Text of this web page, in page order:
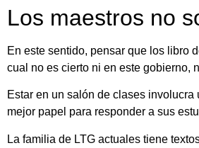
Los maestros no
En este sentido, pensar que los libro
cual no es cierto ni en este gobierno,
Estar en un salón de clases
mejor papel para responder a sus
La familia de LTG actuales tiene